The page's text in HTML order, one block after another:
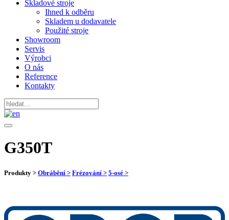
Skladové stroje
Ihned k odběru
Skladem u dodavatele
Použité stroje
Showroom
Servis
Výrobci
O nás
Reference
Kontakty
G350T
Produkty > Obrábění > Frézování > 5-osé >